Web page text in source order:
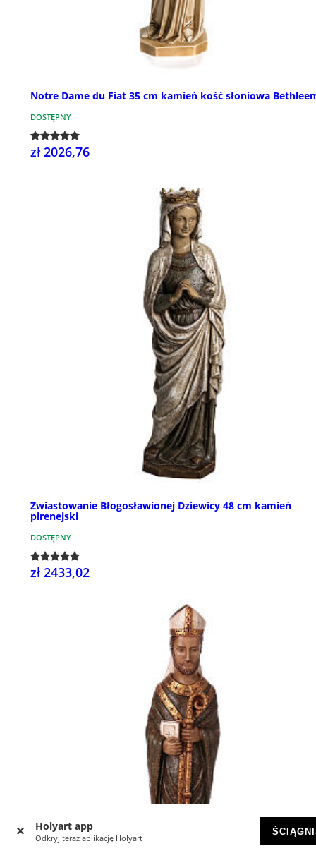
Holyart app
Odkryj teraz aplikację Holyart
Notre Dame du Fiat 35 cm kamień kość słoniowa
DOSTĘPNY
zł 2026,76
Zwiastowanie Błogosławionej Dziewicy 48 cm kamień
pirenejski
DOSTĘPNY
zł 2433,02